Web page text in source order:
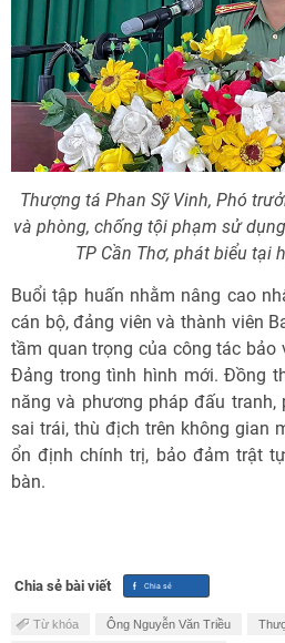
Thượng tá Phan Sỹ Vinh, Phó
và phòng, chống tội phạm sử
TP Cần Thơ, phát biểu tại
Buổi tập huấn nhằm nâng cao
cán bộ, đảng viên và thành viên
tầm quan trọng của công tác bảo
Đảng trong tình hình mới. Đồng
năng và phương pháp đấu tranh,
sai trái, thù địch trên không gian
ổn định chính trị, bảo đảm trật
bàn.
Chia sẻ bài viết
Từ khóa Ông Nguyễn Văn Triều